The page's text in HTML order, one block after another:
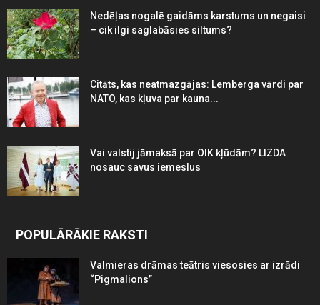
Nedēļas nogalē gaidāms karstums un negaisi
– cik ilgi saglabāsies siltums?
Citāts, kas neatmazgājas: Lemberga vārdi par
NATO, kas kļuva par kauna...
Vai valstij jāmaksā par OIK kļūdām? LIZDA
nosauc savus iemeslus
POPULĀRĀKIE RAKSTI
Valmieras drāmas teātris viesosies ar izrādi
“Pigmalions”